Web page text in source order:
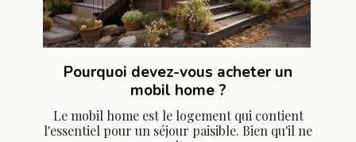
Pourquoi devez-vous acheter un
mobil home ?
Le mobil home est le logement qui contient
l'essentiel pour un séjour paisible. Bien qu'il ne